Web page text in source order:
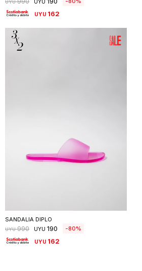
UYU 990 UYU
UYU 162
SANDALIA DIPLO
UYU 990 UYU 190 80
UYU 162